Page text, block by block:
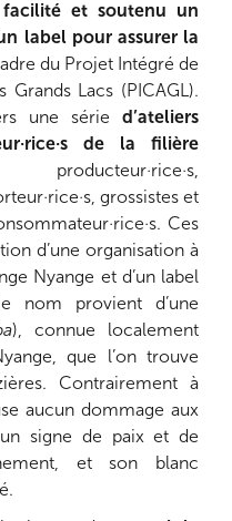
et soutenu un
label pour assurer la
du Projet Intégré de
Lacs (PICAGL).
une série d’ateliers
de la filière
grossistes et
Ces
d’une organisation à
Nyange et d’un label
nom provient d’une
), connue localement
que l’on trouve
Contrairement à
aucun dommage aux
signe de paix et de
et son blanc